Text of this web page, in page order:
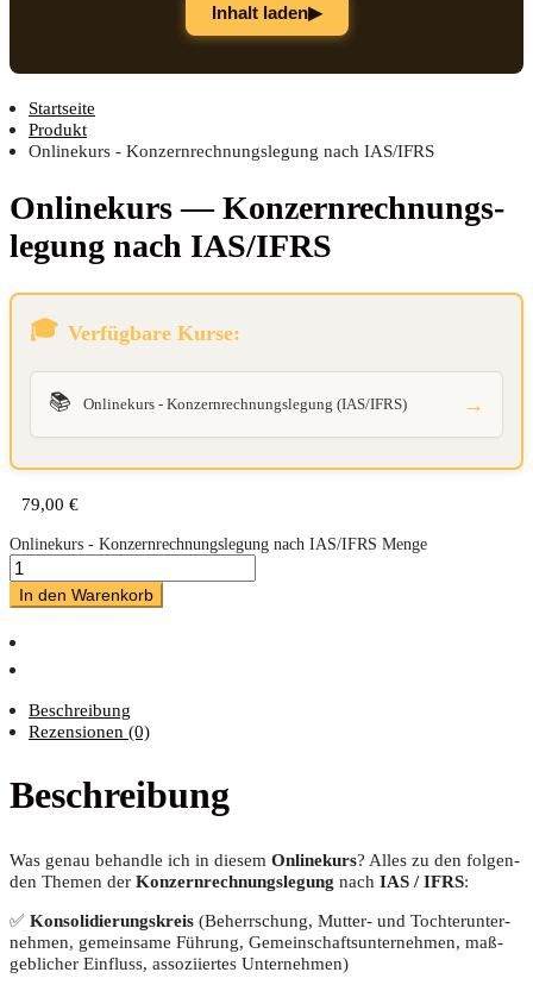
Inhalt laden▶
Startseite
Produkt
Onlinekurs - Konzernrechnungslegung nach IAS/IFRS
Online­kurs — Kon­zern­rech­nungs­
le­gung nach IAS/IFRS
Verfügbare Kurse:
📚 Onlinekurs - Konzernrechnungslegung (IAS/IFRS) →
79,00 €
Onlinekurs - Konzernrechnungslegung nach IAS/IFRS Menge
In den Warenkorb
Beschreibung
Rezensionen (0)
Beschreibung
Was genau behand­le ich in die­sem Online­kurs? Alles zu den fol­gen­
den The­men der Kon­zern­rech­nungs­le­gung nach IAS / IFRS:
✅ Kon­so­li­die­rungs­kreis (Beherr­schung, Mut­ter- und Toch­ter­un­ter­
neh­men, gemein­sa­me Füh­rung, Gemein­schafts­un­ter­neh­men, maß­
geb­li­cher Ein­fluss, asso­zi­ier­tes Unternehmen)